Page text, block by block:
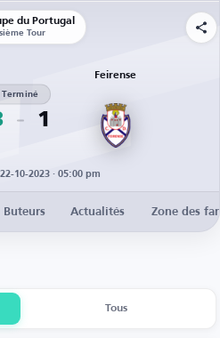
du Portugal
Tour
Terminé
1
Feirense
10-2023 · 05:00 pm
Buteurs Actualités Zone des
Tous